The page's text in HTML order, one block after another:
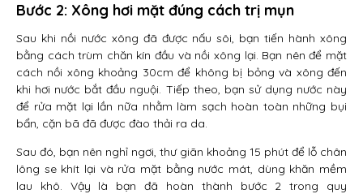
Bước 2: Xông hơi mặt đúng cách trị mụn
Sau khi nồi nước xông đã được nấu sôi, bạn tiến hành xông
bằng cách trùm chăn kín đầu và nồi xông lại. Bạn nên để mặt
cách nồi xông khoảng 30cm để không bị bỏng và xông đến
khi hơi nước bắt đầu nguội. Tiếp theo, bạn sử dụng nước này
để rửa mặt lại lần nữa nhằm làm sạch hoàn toàn những bụi
bẩn, cặn bã đã được đào thải ra da.
Sau đó, bạn nên nghỉ ngơi, thư giãn khoảng 15 phút để lỗ chân
lông se khít lại và rửa mặt bằng nước mát, dùng khăn mềm
lau khô. Vậy là bạn đã hoàn thành bước 2 trong quy